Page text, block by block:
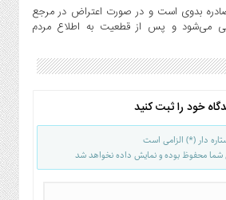
صادره بدوی است و در صورت اعتراض در مرجع
می‌شود و پس از قطعیت به اطلاع مردم
خود را ثبت کنید
دار (*) الزامی است
محفوظ بوده و نمایش داده نخواهد شد